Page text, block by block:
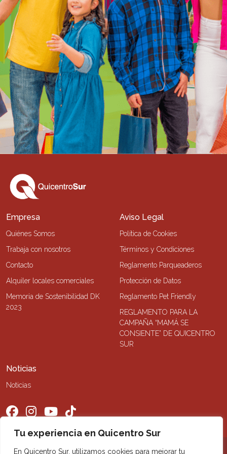
Tu experiencia en Quicentro Sur
En Quicentro Sur, utilizamos cookies para mejorar tu
Empresa
Quiénes Somos
Trabaja con nosotros
Contacto
Alquiler locales comerciales
Memoria de Sostenibilidad DK
2023
Aviso Legal
Política de Cookies
Términos y Condiciones
Reglamento Parqueaderos
Protección de Datos
Reglamento Pet Friendly
REGLAMENTO PARA LA
CAMPAÑA “MAMÁ SE
CONSIENTE” DE QUICENTRO
SUR
Noticias
Noticias